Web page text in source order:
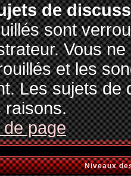
de
sont
Vous
et les
Les sujets
raisons.
page
Niveaux